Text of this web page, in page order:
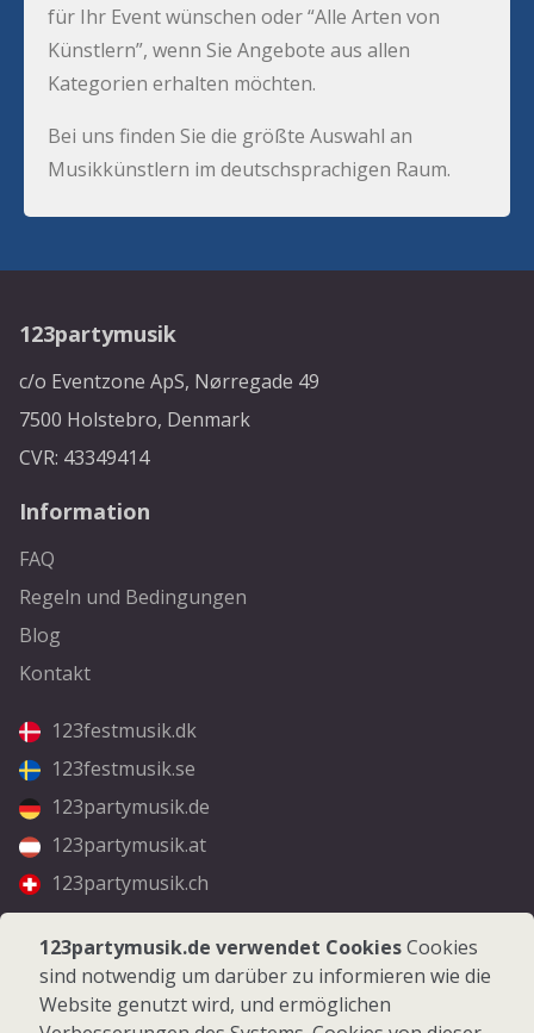
für Ihr Event wünschen oder “Alle Arten von
Künstlern”, wenn Sie Angebote aus allen
Kategorien erhalten möchten.
Bei uns finden Sie die größte Auswahl an
Musikkünstlern im deutschsprachigen Raum.
123partymusik
c/o Eventzone ApS, Nørregade 49
7500 Holstebro, Denmark
CVR: 43349414
Information
FAQ
Regeln und Bedingungen
Blog
Kontakt
123festmusik.dk
123festmusik.se
123partymusik.de
123partymusik.at
123partymusik.ch
Folgen Sie uns
Facebook
Instagram
123partymusik.de verwendet CookiesCookies
sind notwendig um darüber zu informieren wie die
Website genutzt wird, und ermöglichen